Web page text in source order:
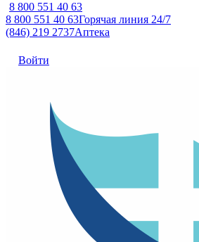
8 800 551 40 63
8 800 551 40 63Горячая линия 24/7
(846) 219 2737Аптека
Войти